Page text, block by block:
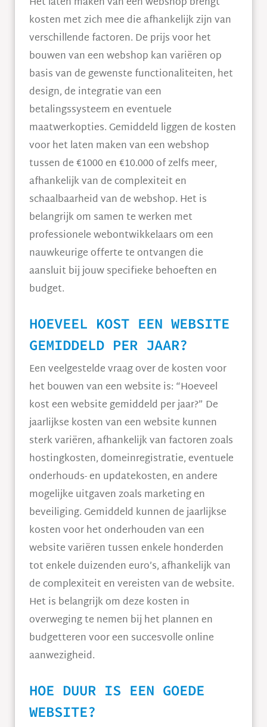
kosten met zich mee die afhankelijk zijn van
verschillende factoren. De prijs voor het
bouwen van een webshop kan variëren op
basis van de gewenste functionaliteiten, het
design, de integratie van een
betalingssysteem en eventuele
maatwerkopties. Gemiddeld liggen de kosten
voor het laten maken van een webshop
tussen de €1000 en €10.000 of zelfs meer,
afhankelijk van de complexiteit en
schaalbaarheid van de webshop. Het is
belangrijk om samen te werken met
professionele webontwikkelaars om een
nauwkeurige offerte te ontvangen die
aansluit bij jouw specifieke behoeften en
budget.
HOEVEEL KOST EEN WEBSITE
GEMIDDELD PER JAAR?
Een veelgestelde vraag over de kosten voor
het bouwen van een website is: “Hoeveel
kost een website gemiddeld per jaar?” De
jaarlijkse kosten van een website kunnen
sterk variëren, afhankelijk van factoren zoals
hostingkosten, domeinregistratie, eventuele
onderhouds- en updatekosten, en andere
mogelijke uitgaven zoals marketing en
beveiliging. Gemiddeld kunnen de jaarlijkse
kosten voor het onderhouden van een
website variëren tussen enkele honderden
tot enkele duizenden euro’s, afhankelijk van
de complexiteit en vereisten van de website.
Het is belangrijk om deze kosten in
overweging te nemen bij het plannen en
budgetteren voor een succesvolle online
aanwezigheid.
HOE DUUR IS EEN GOEDE
WEBSITE?